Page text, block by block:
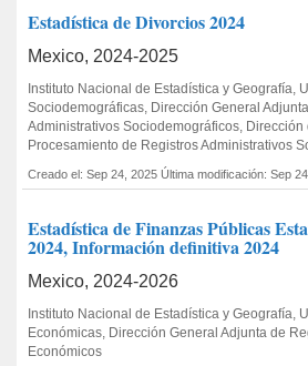
Estadística de Divorcios 2024
Mexico, 2024-2025
Instituto Nacional de Estadística y Geografía,
Sociodemográficas, Dirección General
Administrativos Sociodemográficos, Dirección
Procesamiento de Registros Administrativos
Creado el: Sep 24, 2025 Última modificación: Sep
Estadística de Finanzas Públicas
2024, Información definitiva 2024
Mexico, 2024-2026
Instituto Nacional de Estadística y Geografía,
Económicas, Dirección General Adjunta de
Económicos